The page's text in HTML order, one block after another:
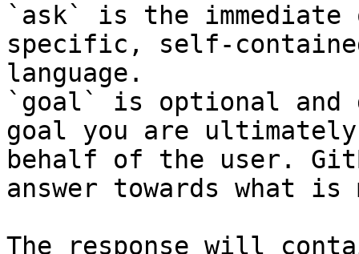
`ask` is the
specific, self-
language.
`goal` is optional and
goal you are
behalf of the user.
answer towards what
The response will